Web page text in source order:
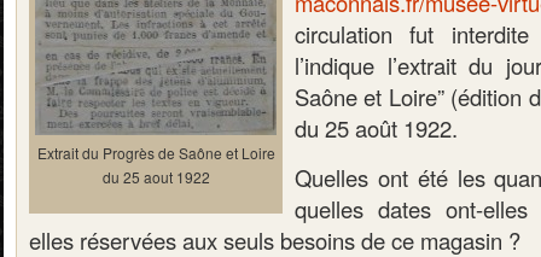
Extrait du Progrès de Saône et Loire
du 25 aout 1922
circulation fut
l’indique l’extrait du
Saône et Loire” (édition
du 25 août 1922.
Quelles ont été les
quelles dates ont-
elles réservées aux seuls besoins de ce magasin ?